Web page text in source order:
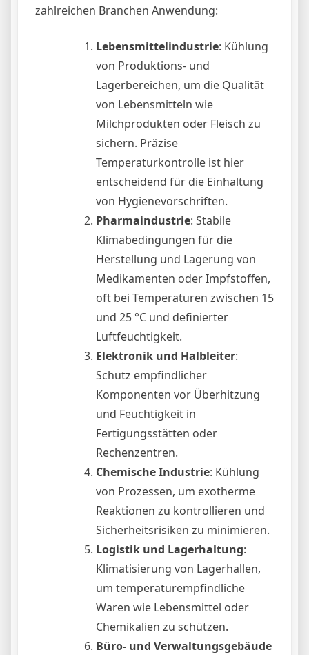
zahlreichen Branchen Anwendung:
Lebensmittelindustrie: Kühlung
von Produktions- und
Lagerbereichen, um die Qualität
von Lebensmitteln wie
Milchprodukten oder Fleisch zu
sichern. Präzise
Temperaturkontrolle ist hier
entscheidend für die Einhaltung
von Hygienevorschriften.
Pharmaindustrie: Stabile
Klimabedingungen für die
Herstellung und Lagerung von
Medikamenten oder Impfstoffen,
oft bei Temperaturen zwischen 15
und 25 °C und definierter
Luftfeuchtigkeit.
Elektronik und Halbleiter:
Schutz empfindlicher
Komponenten vor Überhitzung
und Feuchtigkeit in
Fertigungsstätten oder
Rechenzentren.
Chemische Industrie: Kühlung
von Prozessen, um exotherme
Reaktionen zu kontrollieren und
Sicherheitsrisiken zu minimieren.
Logistik und Lagerhaltung:
Klimatisierung von Lagerhallen,
um temperaturempfindliche
Waren wie Lebensmittel oder
Chemikalien zu schützen.
Büro- und Verwaltungsgebäude